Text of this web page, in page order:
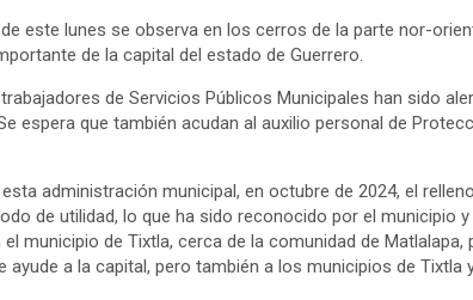
este lunes se observa en los cerros de la parte nor-
de la capital del estado de Guerrero.
de Servicios Públicos Municipales han sido
espera que también acudan al auxilio personal de
administración municipal, en octubre de 2024, el
de utilidad, lo que ha sido reconocido por el municipio
municipio de Tixtla, cerca de la comunidad de
ayude a la capital, pero también a los municipios de Tixtla